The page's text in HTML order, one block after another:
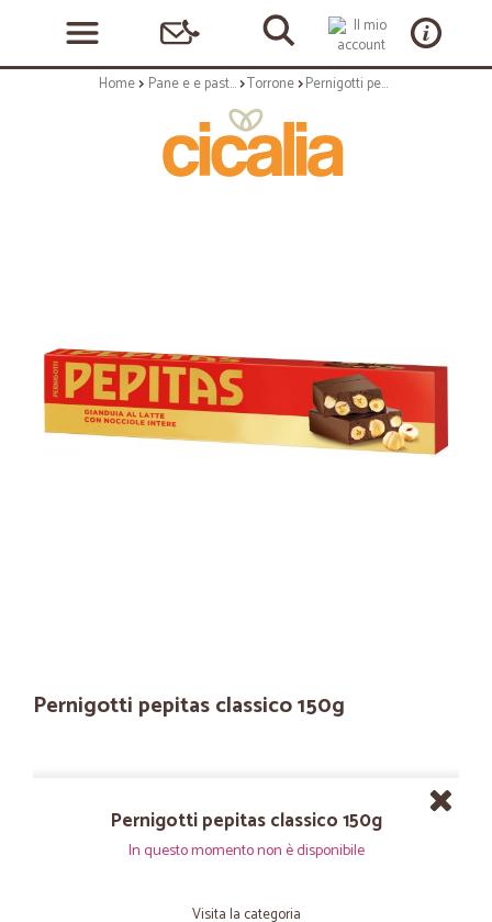
Home Pane e e pasticceria Torrone Pernigotti pepitas classico 150g
Pernigotti pepitas classico 150g
Pernigotti pepitas classico 150g
In questo momento non è disponibile
Visita la categoria